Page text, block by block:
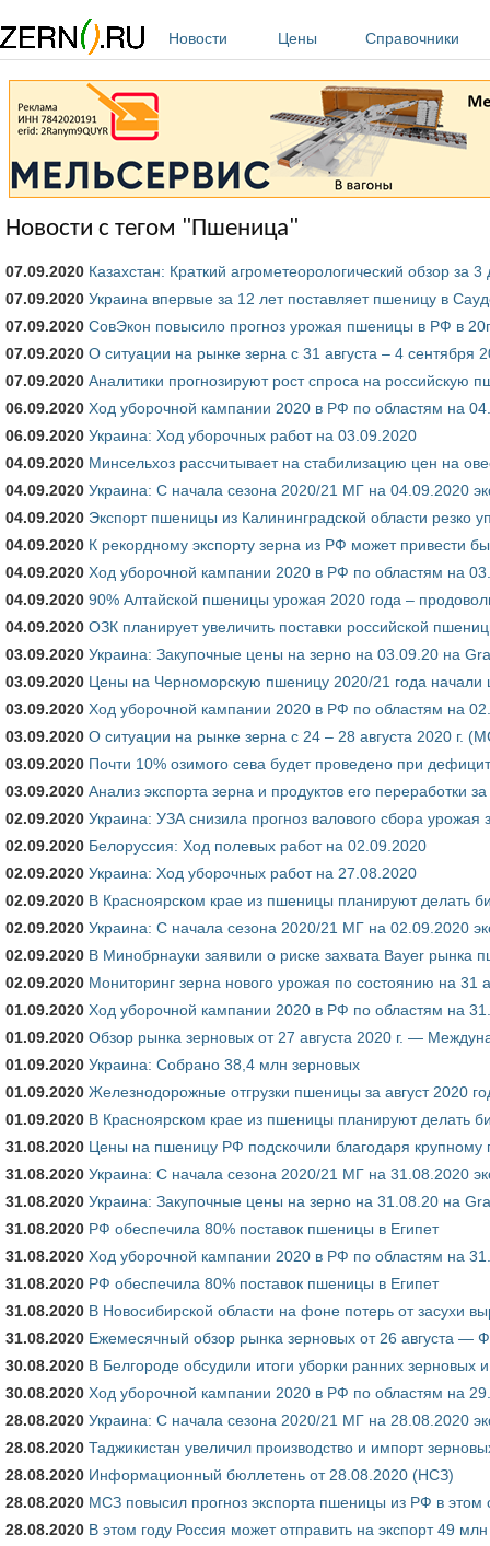
Новости
Цены Справочники
Новости с тегом "Пшеница"
07.09.2020 Казахстан: Краткий агрометеорологический обзор за 3
07.09.2020 Украина впервые за 12 лет поставляет пшеницу в
07.09.2020 СовЭкон повысило прогноз урожая пшеницы в РФ в
07.09.2020 О ситуации на рынке зерна с 31 августа – 4 сентября
07.09.2020 Аналитики прогнозируют рост спроса на российскую
06.09.2020 Ход уборочной кампании 2020 в РФ по областям на
06.09.2020 Украина: Ход уборочных работ на 03.09.2020
04.09.2020 Минсельхоз рассчитывает на стабилизацию цен на
04.09.2020 Украина: С начала сезона 2020/21 МГ на 04.09.2020
04.09.2020 Экспорт пшеницы из Калининградской области резко
04.09.2020 К рекордному экспорту зерна из РФ может привести
04.09.2020 Ход уборочной кампании 2020 в РФ по областям на
04.09.2020 90% Алтайской пшеницы урожая 2020 года –
04.09.2020 ОЗК планирует увеличить поставки российской
03.09.2020 Украина: Закупочные цены на зерно на 03.09.20 на
03.09.2020 Цены на Черноморскую пшеницу 2020/21 года начали
03.09.2020 Ход уборочной кампании 2020 в РФ по областям на
03.09.2020 О ситуации на рынке зерна с 24 – 28 августа 2020 г.
03.09.2020 Почти 10% озимого сева будет проведено при
03.09.2020 Анализ экспорта зерна и продуктов его переработки
02.09.2020 Украина: УЗА снизила прогноз валового сбора
02.09.2020 Белоруссия: Ход полевых работ на 02.09.2020
02.09.2020 Украина: Ход уборочных работ на 27.08.2020
02.09.2020 В Красноярском крае из пшеницы планируют делать
02.09.2020 Украина: С начала сезона 2020/21 МГ на 02.09.2020
02.09.2020 В Минобрнауки заявили о риске захвата Bayer рынка
02.09.2020 Мониторинг зерна нового урожая по состоянию на 31
01.09.2020 Ход уборочной кампании 2020 в РФ по областям на
01.09.2020 Обзор рынка зерновых от 27 августа 2020 г. —
01.09.2020 Украина: Собрано 38,4 млн зерновых
01.09.2020 Железнодорожные отгрузки пшеницы за август 2020
01.09.2020 В Красноярском крае из пшеницы планируют делать
31.08.2020 Цены на пшеницу РФ подскочили благодаря крупному
31.08.2020 Украина: С начала сезона 2020/21 МГ на 31.08.2020
31.08.2020 Украина: Закупочные цены на зерно на 31.08.20 на
31.08.2020 РФ обеспечила 80% поставок пшеницы в Египет
31.08.2020 Ход уборочной кампании 2020 в РФ по областям на
31.08.2020 РФ обеспечила 80% поставок пшеницы в Египет
31.08.2020 В Новосибирской области на фоне потерь от засухи
31.08.2020 Ежемесячный обзор рынка зерновых от 26 августа —
30.08.2020 В Белгороде обсудили итоги уборки ранних зерновых
30.08.2020 Ход уборочной кампании 2020 в РФ по областям на
28.08.2020 Украина: С начала сезона 2020/21 МГ на 28.08.2020
28.08.2020 Таджикистан увеличил производство и импорт
28.08.2020 Информационный бюллетень от 28.08.2020 (НСЗ)
28.08.2020 МСЗ повысил прогноз экспорта пшеницы из РФ в этом
28.08.2020 В этом году Россия может отправить на экспорт 49